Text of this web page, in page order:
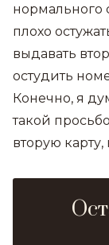
нормального
плохо
выдавать
остудить
Конечно, я
такой
вторую